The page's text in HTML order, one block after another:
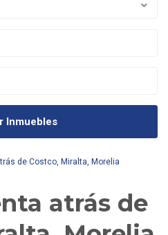
Inmuebles
de Costco, Miralta, Morelia
atrás de